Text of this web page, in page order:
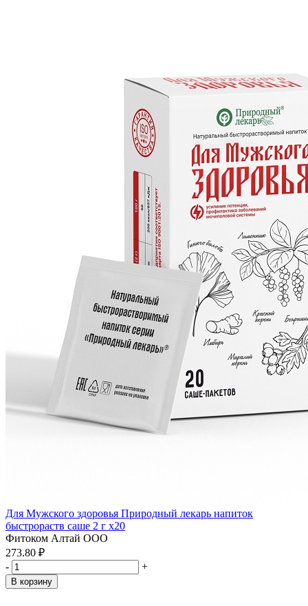
Для Мужского здоровья Природный лекарь напиток
быстрораств саше 2 г x20
Фитоком Алтай ООО
273.80 ₽
-
+
В корзину